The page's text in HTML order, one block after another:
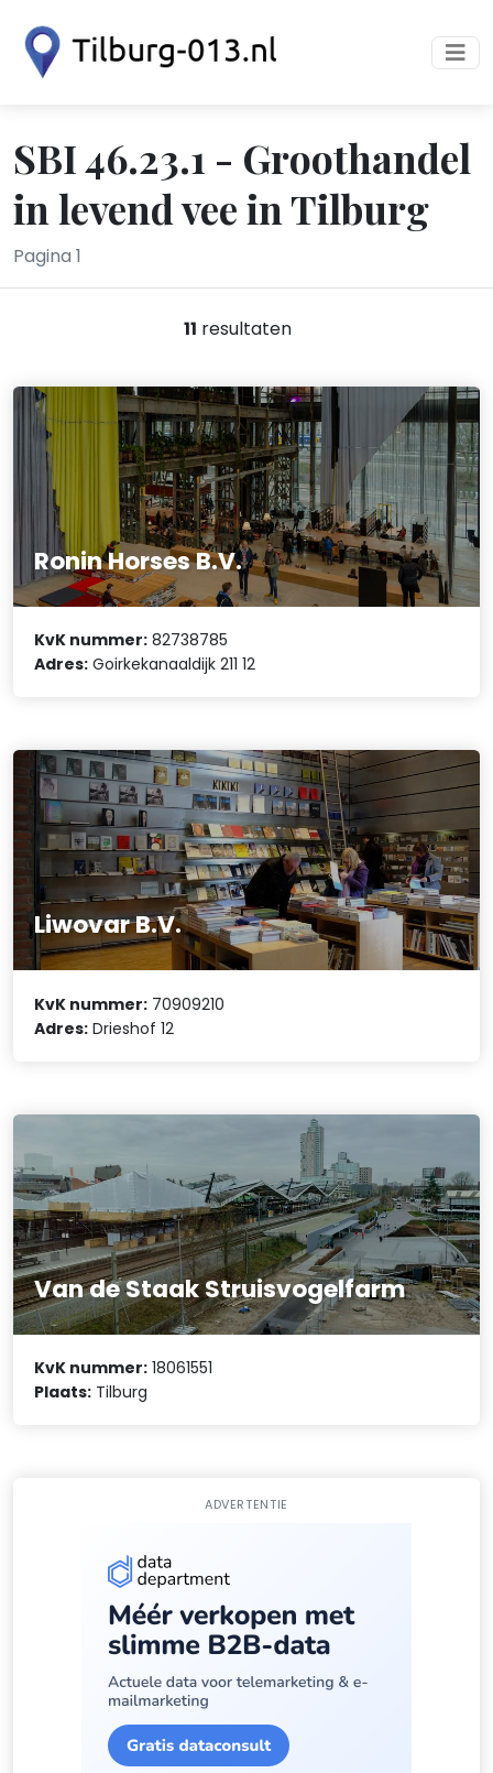
SBI 46.23.1 - Groothandel
in levend vee in Tilburg
Pagina 1
11 resultaten
Ronin Horses B.V.
KvK nummer: 82738785
Adres: Goirkekanaaldijk 211 12
Liwovar B.V.
KvK nummer: 70909210
Adres: Drieshof 12
Van de Staak Struisvogelfarm
KvK nummer: 18061551
Plaats: Tilburg
ADVERTENTIE